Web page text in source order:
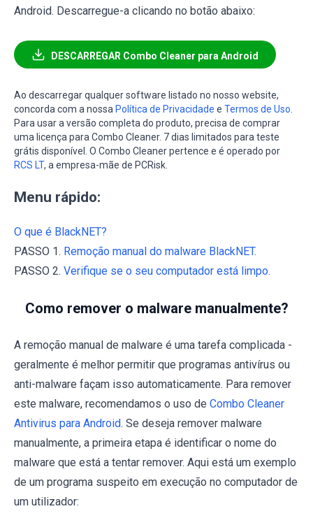
Android. Descarregue-a clicando no botão abaixo:
DESCARREGAR Combo Cleaner para Android
Ao descarregar qualquer software listado no nosso website,
concorda com a nossa Política de Privacidade e Termos de Uso
Para usar a versão completa do produto, precisa de comprar
uma licença para Combo Cleaner. 7 dias limitados para teste
grátis disponível. O Combo Cleaner pertence e é operado por
RCS LT, a empresa-mãe de PCRisk.
Menu rápido:
O que é BlackNET?
PASSO 1. Remoção manual do malware BlackNET.
PASSO 2. Verifique se o seu computador está limpo.
Como remover o malware manualmente?
A remoção manual de malware é uma tarefa complicada -
geralmente é melhor permitir que programas antivírus ou
anti-malware façam isso automaticamente. Para remover
este malware, recomendamos o uso de Combo Cleaner
Antivirus para Android. Se deseja remover malware
manualmente, a primeira etapa é identificar o nome do
malware que está a tentar remover. Aqui está um exemplo
de um programa suspeito em execução no computador de
um utilizador: